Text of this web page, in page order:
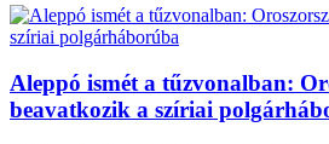
Aleppó ismét a tűzvonalban:
beavatkozik a szíriai